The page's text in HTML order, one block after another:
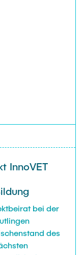
InnoVET
bei der
des